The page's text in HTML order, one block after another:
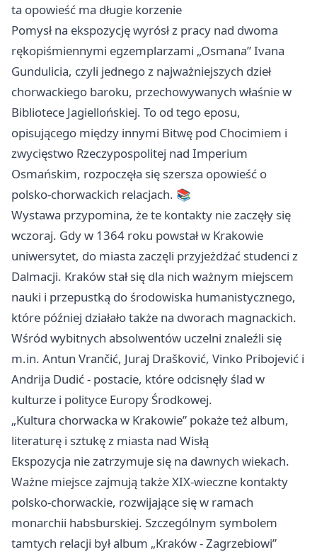
ta opowieść ma długie korzenie
Pomysł na ekspozycję wyrósł z pracy nad dwoma
rękopiśmiennymi egzemplarzami „Osmana” Ivana
Gundulicia, czyli jednego z najważniejszych dzieł
chorwackiego baroku, przechowywanych właśnie w
Bibliotece Jagiellońskiej. To od tego eposu,
opisującego między innymi Bitwę pod Chocimiem i
zwycięstwo Rzeczypospolitej nad Imperium
Osmańskim, rozpoczęła się szersza opowieść o
polsko-chorwackich relacjach. 📚
Wystawa przypomina, że te kontakty nie zaczęły się
wczoraj. Gdy w 1364 roku powstał w Krakowie
uniwersytet, do miasta zaczęli przyjeżdżać studenci z
Dalmacji. Kraków stał się dla nich ważnym miejscem
nauki i przepustką do środowiska humanistycznego,
które później działało także na dworach magnackich.
Wśród wybitnych absolwentów uczelni znaleźli się
m.in. Antun Vrančić, Juraj Drašković, Vinko Pribojević i
Andrija Dudić - postacie, które odcisnęły ślad w
kulturze i polityce Europy Środkowej.
„Kultura chorwacka w Krakowie” pokaże też album,
literaturę i sztukę z miasta nad Wisłą
Ekspozycja nie zatrzymuje się na dawnych wiekach.
Ważne miejsce zajmują także XIX-wieczne kontakty
polsko-chorwackie, rozwijające się w ramach
monarchii habsburskiej. Szczególnym symbolem
tamtych relacji był album „Kraków - Zagrzebiowi”